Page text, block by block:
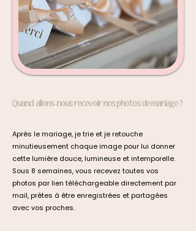
Quand allons-nous recevoir nos photos de mariage ?
Après le mariage, je trie et je retouche
minutieusement chaque image pour lui donner
cette lumière douce, lumineuse et intemporelle.
Sous 8 semaines, vous recevez toutes vos
photos par lien téléchargeable directement par
mail, prêtes à être enregistrées et partagées
avec vos proches.